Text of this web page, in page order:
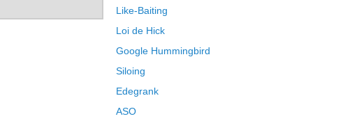
Like-Baiting
Loi de Hick
Google Hummingbird
Siloing
Edegrank
ASO